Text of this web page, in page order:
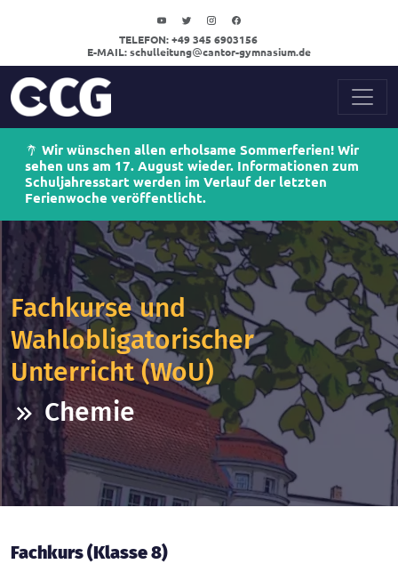
TELEFON: +49 345 6903156
E-MAIL: schulleitung cantor-gymnasium.de
Wir wünschen allen erholsame Sommerferien! Wir
sehen uns am 17. August wieder. Informationen zum
Schuljahresstart werden im Verlauf der letzten
Ferienwoche veröffentlicht.
Fachkurse und
Wahlobligatorischer
Unterricht (WoU)
Chemie
Fachkurs (Klasse 8)